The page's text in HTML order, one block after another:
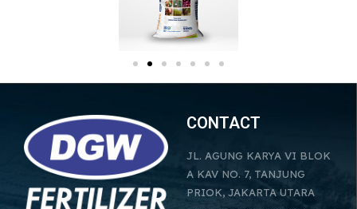
CONTACT
JL. AGUNG KARYA VI BLOK
A KAV NO. 7, TANJUNG
PRIOK, JAKARTA UTARA